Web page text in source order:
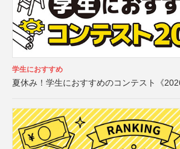
学生におすすめ
夏休み！学生におすすめのコンテスト《